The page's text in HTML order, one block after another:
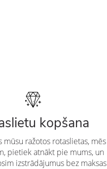
kopšana
mūsu ražotos rotaslietas, mēs
pietiek atnākt pie mums, un
izstrādājumus bez maksas